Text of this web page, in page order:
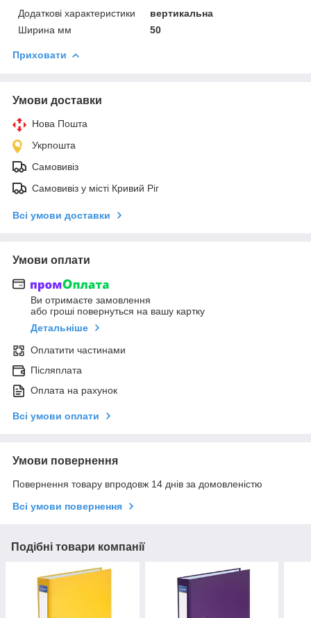
Додаткові характеристики
вертикальна
Ширина мм
50
Приховати
Умови доставки
Нова Пошта
Укрпошта
Самовивіз
Самовивіз у місті Кривий Ріг
Всі умови доставки
Умови оплати
Ви отримаєте замовлення
або гроші повернуться на вашу картку
Детальніше
Оплатити частинами
Післяплата
Оплата на рахунок
Всі умови оплати
Умови повернення
Повернення товару впродовж 14 днів за домовленістю
Всі умови повернення
Подібні товари компанії